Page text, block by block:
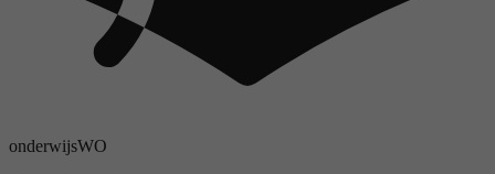
onderwijsWO